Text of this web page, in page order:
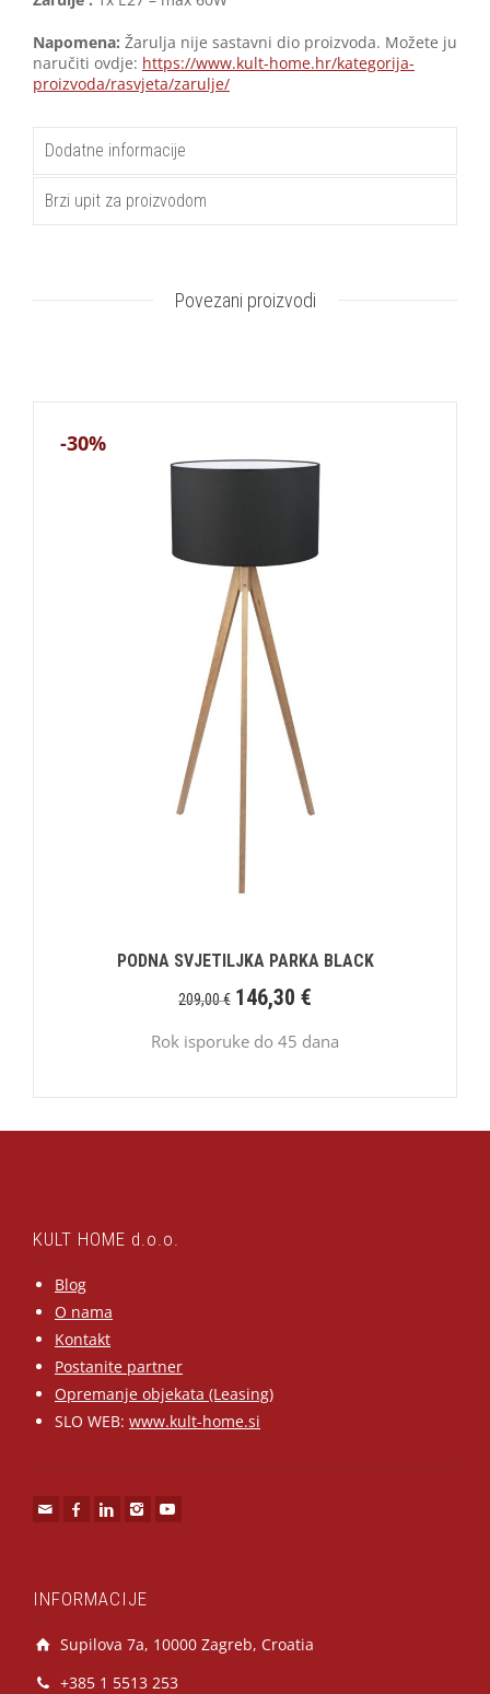
Napomena: Žarulja nije sastavni dio proizvoda. Možete ju
naručiti ovdje: https://www.kult-home.hr/kategorija-
proizvoda/rasvjeta/zarulje/
Dodatne informacije
Brzi upit za proizvodom
Povezani proizvodi
-30%
PODNA SVJETILJKA PARKA BLACK
209,00€ 146,30 €
Rok isporuke do 45 dana
KULT HOME d.o.o.
Blog
O nama
Kontakt
Postanite partner
Opremanje objekata (Leasing)
SLO WEB: www.kult-home.si
INFORMACIJE
Supilova 7a, 10000 Zagreb, Croatia
+385 1 5513 253